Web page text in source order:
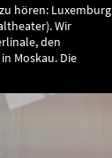
hören: Luxemburg
Wir
den
Moskau. Die